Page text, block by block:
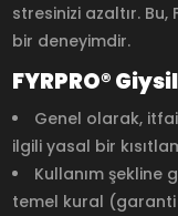
stresinizi azaltır. Bu,
bir deneyimdir.
FYRPRO®
Genel olarak,
ilgili yasal bir
Kullanım şekline
temel kural (garanti